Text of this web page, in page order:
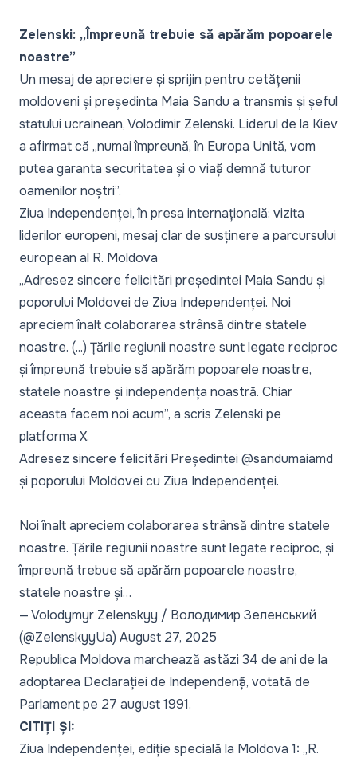
Zelenski: „Împreună trebuie să apărăm popoarele
noastre”
Un mesaj de apreciere și sprijin pentru cetățenii
moldoveni și președinta Maia Sandu a transmis și șeful
statului ucrainean, Volodimir Zelenski. Liderul de la Kiev
a afirmat că „numai împreună, în Europa Unită, vom
putea garanta securitatea și o viață demnă tuturor
oamenilor noștri”.
Ziua Independenței, în presa internațională: vizita
liderilor europeni, mesaj clar de susținere a parcursului
european al R. Moldova
„Adresez sincere felicitări președintei Maia Sandu și
poporului Moldovei de Ziua Independenței. Noi
apreciem înalt colaborarea strânsă dintre statele
noastre. (...) Țările regiunii noastre sunt legate reciproc
și împreună trebuie să apărăm popoarele noastre,
statele noastre și independența noastră. Chiar
aceasta facem noi acum”, a scris Zelenski pe
platforma X.
Adresez sincere felicitări Președintei @sandumaiamd
și poporului Moldovei cu Ziua Independenței.
Noi înalt apreciem colaborarea strânsă dintre statele
noastre. Țările regiunii noastre sunt legate reciproc, și
împreună trebue să apărăm popoarele noastre,
statele noastre și…
— Volodymyr Zelenskyy / Володимир Зеленський
(@ZelenskyyUa) August 27, 2025
Republica Moldova marchează astăzi 34 de ani de la
adoptarea Declarației de Independență, votată de
Parlament pe 27 august 1991.
CITIȚI ȘI:
Ziua Independenței, ediție specială la Moldova 1: „R.